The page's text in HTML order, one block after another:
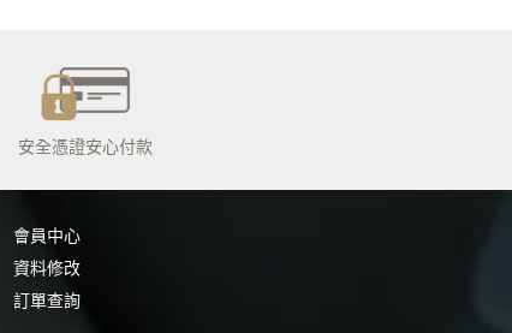
0
安全憑證安心付款
會員中心
資料修改
訂單查詢